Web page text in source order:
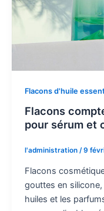
Flacons d'huile
Flacons
pour sérum et
l'administration /9
Flacons
gouttes en
huiles et les